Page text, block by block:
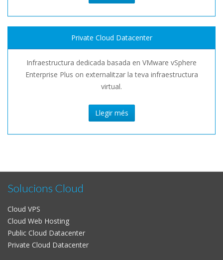
Private Cloud Datacenter
Infraestructura dedicada basada en VMware vSphere
Enterprise Plus on externalitzar la teva infraestructura
virtual.
Llegir més
Solucions Cloud
Cloud VPS
Cloud Web Hosting
Public Cloud Datacenter
Private Cloud Datacenter